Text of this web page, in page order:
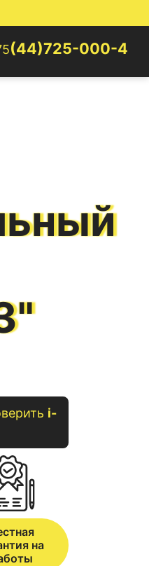
(44)725-000-4
i-
на